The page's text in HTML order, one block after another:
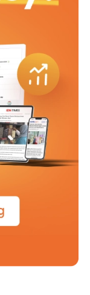
formatif, dan
memahami
siap belajar,
pribadi yang
Sugiyo
tetap hadir
yang
tidak dapat
menemukan
menjadi
akan